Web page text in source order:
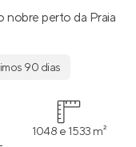
nobre perto da Praia
90 dias
1048 e 1533 m²